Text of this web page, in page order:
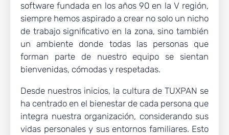
software fundada en los años 90 en la V región,
siempre hemos aspirado a crear no solo un nicho
de trabajo significativo en la zona, sino también
un ambiente donde todas las personas que
forman parte de nuestro equipo se sientan
bienvenidas, cómodas y respetadas.
Desde nuestros inicios, la cultura de TUXPAN se
ha centrado en el bienestar de cada persona que
integra nuestra organización, considerando sus
vidas personales y sus entornos familiares. Esto